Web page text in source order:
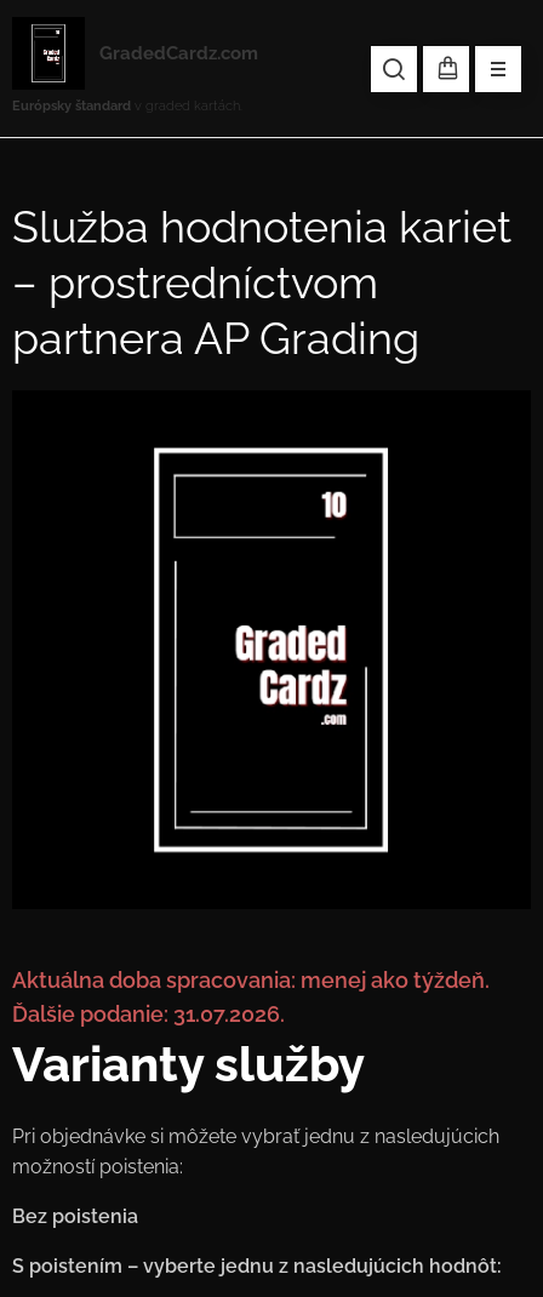
GradedCardz.com
Európsky štandard v graded kartách.
Služba hodnotenia kariet
– prostredníctvom
partnera AP Grading
Aktuálna doba spracovania: menej ako týždeň.
Ďalšie podanie: 31.07.2026.
Varianty služby
Pri objednávke si môžete vybrať jednu z nasledujúcich
možností poistenia:
Bez poistenia
S poistením – vyberte jednu z nasledujúcich hodnôt: